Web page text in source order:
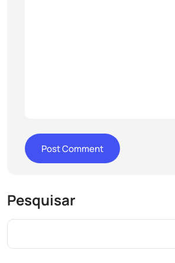
Pesquisar